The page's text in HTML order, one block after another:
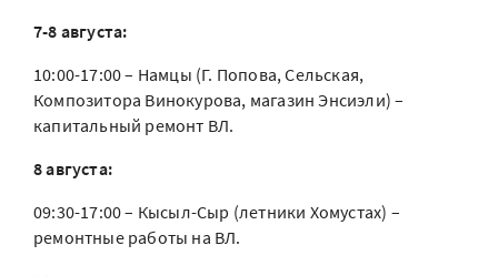
7-8 августа:
10:00-17:00 – Намцы (Г. Попова, Сельская,
Композитора Винокурова, магазин Энсиэли) –
капитальный ремонт ВЛ.
8 августа:
09:30-17:00 – Кысыл-Сыр (летники Хомустах) –
ремонтные работы на ВЛ.